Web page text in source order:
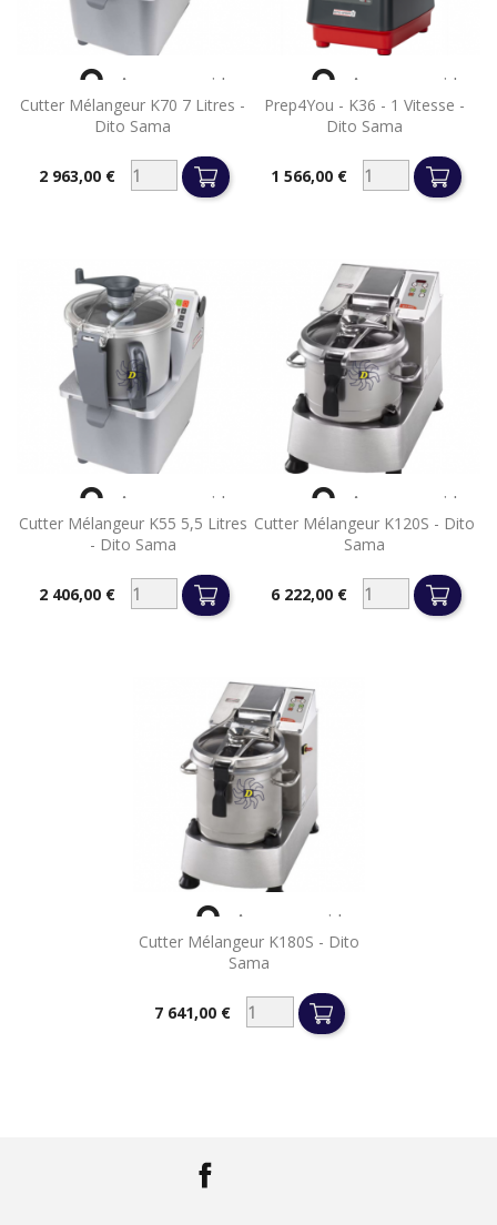
Cutter Mélangeur K70 7 Litres -
Dito Sama
Prix2 963,00 €
 Aperçu rapide
Prep4You - K36 - 1 Vitesse -
Dito Sama
Prix1 566,00 €
 Aperçu rapide
Cutter Mélangeur K55 5,5 Litres
- Dito Sama
Prix2 406,00 €
 Aperçu rapide
Cutter Mélangeur K120S - Dito
Sama
Prix6 222,00 €
 Aperçu rapide
Cutter Mélangeur K180S - Dito
Sama
Prix7 641,00 €
 Aperçu rapide